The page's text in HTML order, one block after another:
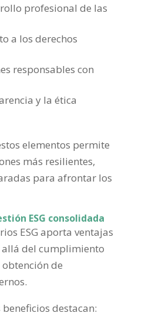
profesional de las
a los derechos
responsables con
y la ética
elementos permite
más resilientes,
para afrontar los
ESG consolidada
ESG aporta ventajas
del cumplimiento
de
destacan: